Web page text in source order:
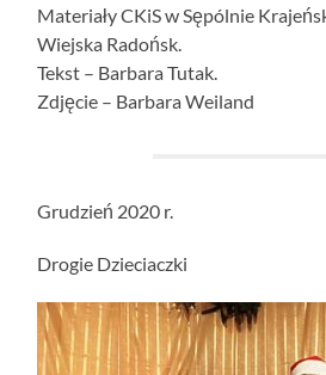
Materiały CKiS w Sępólnie
Wiejska Radońsk.
Tekst – Barbara Tutak.
Zdjęcie – Barbara Weiland
Grudzień 2020 r.
Drogie Dzieciaczki